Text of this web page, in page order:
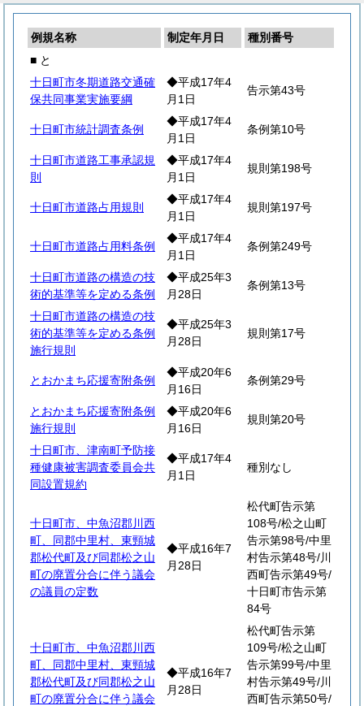
例規名称 制定年月日
種別番号
■ と
十日町市冬期道路交通確
保共同事業実施要綱
◆平成17年4
月1日
告示第43号
十日町市統計調査条例
◆平成17年4
月1日
条例第10号
十日町市道路工事承認規
則
◆平成17年4
月1日
規則第198号
十日町市道路占用規則
◆平成17年4
月1日
規則第197号
十日町市道路占用料条例
◆平成17年4
月1日
条例第249号
十日町市道路の構造の技
術的基準等を定める条例
◆平成25年3
月28日
条例第13号
十日町市道路の構造の技
術的基準等を定める条例
施行規則
◆平成25年3
月28日
規則第17号
とおかまち応援寄附条例
◆平成20年6
月16日
条例第29号
とおかまち応援寄附条例
施行規則
◆平成20年6
月16日
規則第20号
十日町市、津南町予防接
種健康被害調査委員会共
同設置規約
◆平成17年4
月1日
種別なし
十日町市、中魚沼郡川西
町、同郡中里村、東頸城
郡松代町及び同郡松之山
町の廃置分合に伴う議会
の議員の定数
◆平成16年7
月28日
松代町告示第
108号/松之山町
告示第98号/中里
村告示第48号/川
西町告示第49号/
十日町市告示第
84号
十日町市、中魚沼郡川西
町、同郡中里村、東頸城
郡松代町及び同郡松之山
町の廃置分合に伴う議会
◆平成16年7
月28日
松代町告示第
109号/松之山町
告示第99号/中里
村告示第49号/川
西町告示第50号/